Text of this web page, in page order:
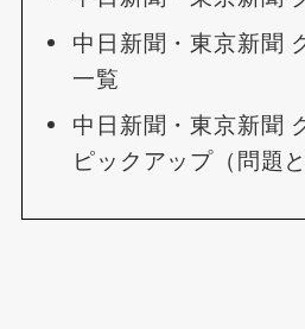
中日新聞・東京新聞
一覧
中日新聞・東京新聞
ピックアップ（問題と